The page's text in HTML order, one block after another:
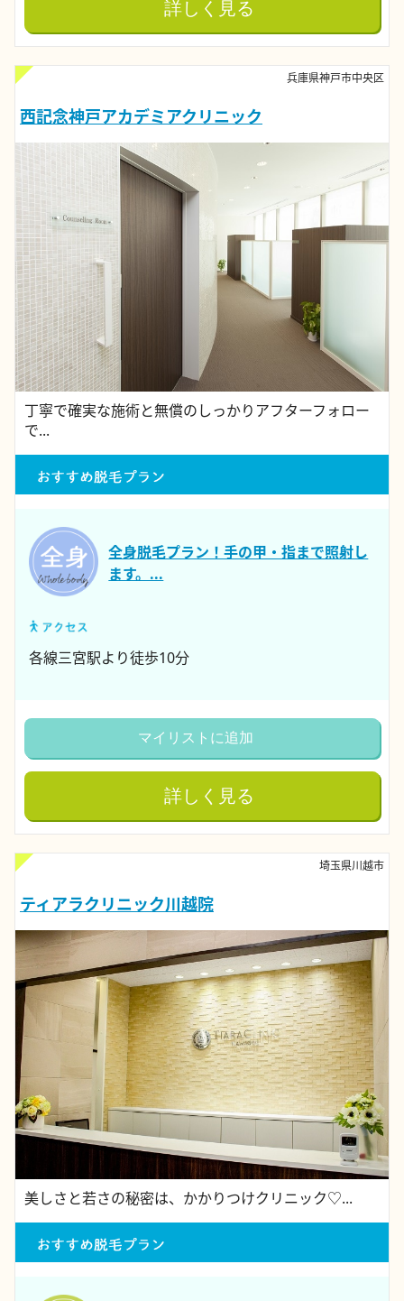
詳しく見る
兵庫県神戸市中央区
西記念神戸アカデミアクリニック
丁寧で確実な施術と無償のしっかりアフターフォロー
で...
全身脱毛プラン！手の甲・指まで照射し
ます。...
各線三宮駅より徒歩10分
マイリストに追加
詳しく見る
埼玉県川越市
ティアラクリニック川越院
美しさと若さの秘密は、かかりつけクリニック♡...